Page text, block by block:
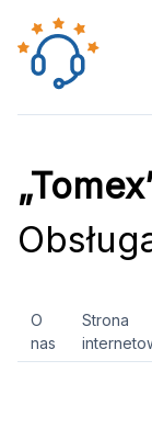
O
nas
Strona